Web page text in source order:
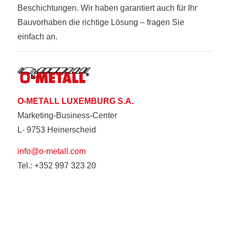
Beschichtungen. Wir haben garantiert auch für Ihr
Bauvorhaben die richtige Lösung – fragen Sie
einfach an.
O-METALL LUXEMBURG S.A.
Marketing-Business-Center
L- 9753 Heinerscheid
info@o-metall.com
Tel.: +352 997 323 20